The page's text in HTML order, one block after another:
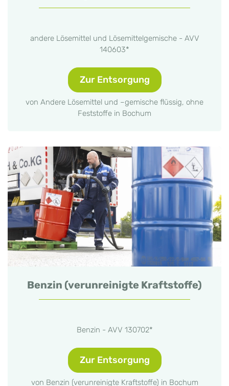
andere Lösemittel und Lösemittelgemische - AVV
140603*
Zur Entsorgung
von Andere Lösemittel und –gemische flüssig, ohne
Feststoffe in Bochum
Benzin (verunreinigte Kraftstoffe)
Benzin - AVV 130702*
Zur Entsorgung
von Benzin (verunreinigte Kraftstoffe) in Bochum